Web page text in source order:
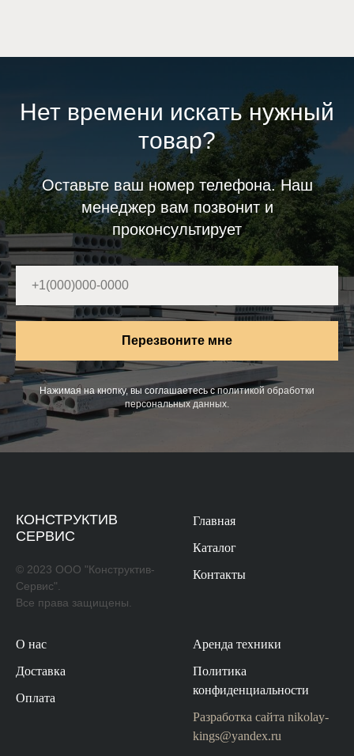
Нет времени искать нужный
товар?
Оставьте ваш номер телефона. Наш
менеджер вам позвонит и
проконсультирует
Перезвоните мне
Нажимая на кнопку, вы соглашаетесь сполитикой обработки
персональных данных
КОНСТРУКТИВ
СЕРВИС
© 2023 ООО "Конструктив-
Сервис".
Все права защищены.
Главная
Каталог
Контакты
О нас
Доставка
Оплата
Аренда техники
Политика
конфиденциальности
Разработка сайта nikolay-
kings@yandex.ru